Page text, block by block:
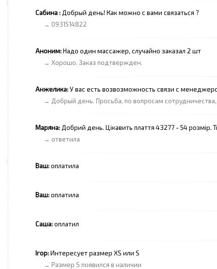
Сабина : Добрый день! Как можно с вами связаться ?
→ 0931514822
Аноним:Надо один массажер, случайно заказал 2 шт
→ Хорошо. Заказ подтвержден.
Анжелика:У вас есть возвозможность связи с
→ Добрый день. Просьба, по вопросам
Маряна: Добрий день. Цікавить плаття 43277 - 54 розмір.
→ ответила
Ваш:оплатила
Ваш:оплатила
Саша:оплатил
Ігор:Интересует размер XS или S
→ Размер S появился в наличии